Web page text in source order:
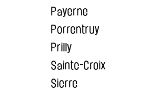
Payerne
Porrentruy
Prilly
Sainte-Croix
Sierre